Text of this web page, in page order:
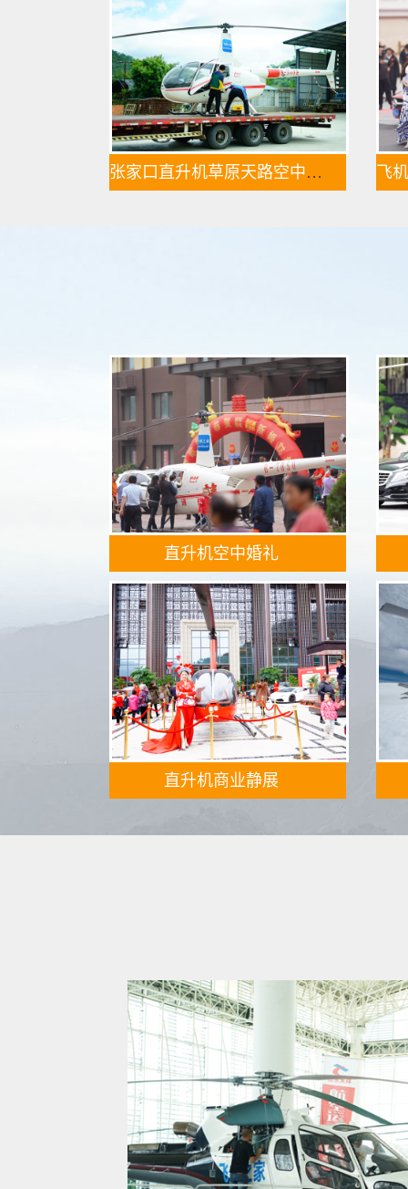
张家口直升机草原天路空中旅游正式开启
直升机空中婚礼
直升机商业静展